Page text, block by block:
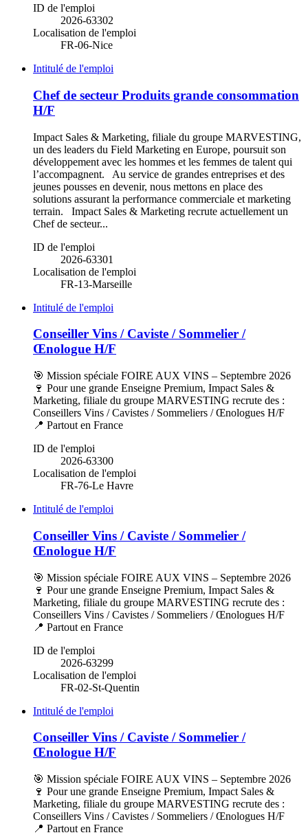
ID de l'emploi
2026-63302
Localisation de l'emploi
FR-06-Nice
Intitulé de l'emploi
Chef de secteur Produits grande consommation
H/F
Impact Sales & Marketing, filiale du groupe MARVESTING,
un des leaders du Field Marketing en Europe, poursuit son
développement avec les hommes et les femmes de talent qui
l’accompagnent. Au service de grandes entreprises et des
jeunes pousses en devenir, nous mettons en place des
solutions assurant la performance commerciale et marketing
terrain. Impact Sales & Marketing recrute actuellement un
Chef de secteur...
ID de l'emploi
2026-63301
Localisation de l'emploi
FR-13-Marseille
Intitulé de l'emploi
Conseiller Vins / Caviste / Sommelier /
Œnologue H/F
🎯 Mission spéciale FOIRE AUX VINS – Septembre 2026
🍷 Pour une grande Enseigne Premium, Impact Sales &
Marketing, filiale du groupe MARVESTING recrute des :
Conseillers Vins / Cavistes / Sommeliers / Œnologues H/F
📍 Partout en France
ID de l'emploi
2026-63300
Localisation de l'emploi
FR-76-Le Havre
Intitulé de l'emploi
Conseiller Vins / Caviste / Sommelier /
Œnologue H/F
🎯 Mission spéciale FOIRE AUX VINS – Septembre 2026
🍷 Pour une grande Enseigne Premium, Impact Sales &
Marketing, filiale du groupe MARVESTING recrute des :
Conseillers Vins / Cavistes / Sommeliers / Œnologues H/F
📍 Partout en France
ID de l'emploi
2026-63299
Localisation de l'emploi
FR-02-St-Quentin
Intitulé de l'emploi
Conseiller Vins / Caviste / Sommelier /
Œnologue H/F
🎯 Mission spéciale FOIRE AUX VINS – Septembre 2026
🍷 Pour une grande Enseigne Premium, Impact Sales &
Marketing, filiale du groupe MARVESTING recrute des :
Conseillers Vins / Cavistes / Sommeliers / Œnologues H/F
📍 Partout en France